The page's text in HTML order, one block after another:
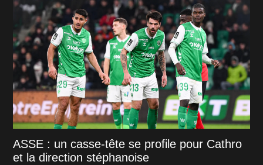
ASSE : un casse-tête se profile pour Cathro
et la direction stéphanoise